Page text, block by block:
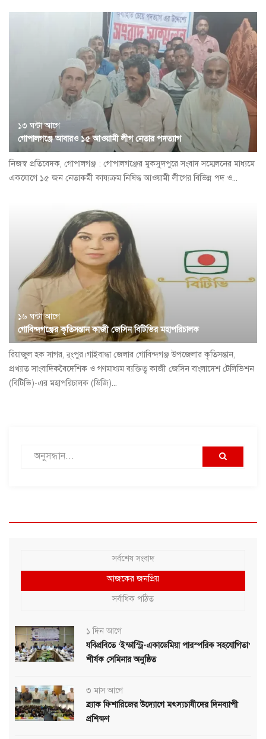
১৩ ঘন্টা আগে
গোপালগঞ্জে আবারও ১৫ আওয়ামী লীগ নেতার পদত্যাগ
নিজস্ব প্রতিবেদক, গোপালগঞ্জ : গোপালগঞ্জের মুকসুদপুরে সংবাদ সম্মেলনের মাধ্যমে
একযোগে ১৫ জন নেতাকর্মী কায্যক্রম নিষিদ্ধ আওয়ামী লীগের বিভিন্ন পদ ও...
১৬ ঘন্টা আগে
গোবিন্দগঞ্জের কৃতিসন্তান কাজী জেসিন বিটিভির মহাপরিচালক
রিয়াজুল হক সাগর, র্ংপুর।গাইবান্ধা জেলার গোবিন্দগঞ্জ উপজেলার কৃতিসন্তান,
প্রখ্যাত সাংবাদিকবৈদেশিক ও গণমাধ্যম ব্যক্তিত্ব কাজী জেসিন বাংলাদেশ টেলিভিশন
(বিটিভি)-এর মহাপরিচালক (ডিজি)...
সর্বশেষ সংবাদ
আজকের জনপ্রিয়
সর্বাধিক পঠিত
১ দিন আগে
যবিপ্রবিতে ‘ইন্ডাস্ট্রি-একাডেমিয়া পারস্পরিক সহযোগিতা’
শীর্ষক সেমিনার অনুষ্ঠিত
৩ মাস আগে
ব্র্যাক ফিশারিজের উদ্যোগে মৎস্যচাষীদের দিনব্যাপী
প্রশিক্ষণ